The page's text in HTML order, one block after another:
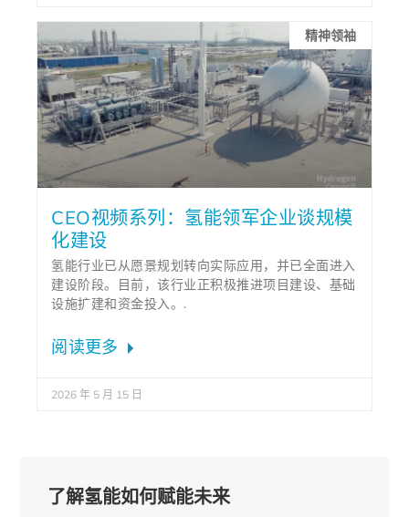
精神领袖
CEO视频系列：氢能领军企业谈规模
化建设
氢能行业已从愿景规划转向实际应用，并已全面进入
建设阶段。目前，该行业正积极推进项目建设、基础
设施扩建和资金投入。.
阅读更多
2026 年 5 月 15 日
了解氢能如何赋能未来